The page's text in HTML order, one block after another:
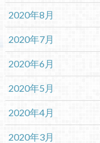
2020年8月
2020年7月
2020年6月
2020年5月
2020年4月
2020年3月